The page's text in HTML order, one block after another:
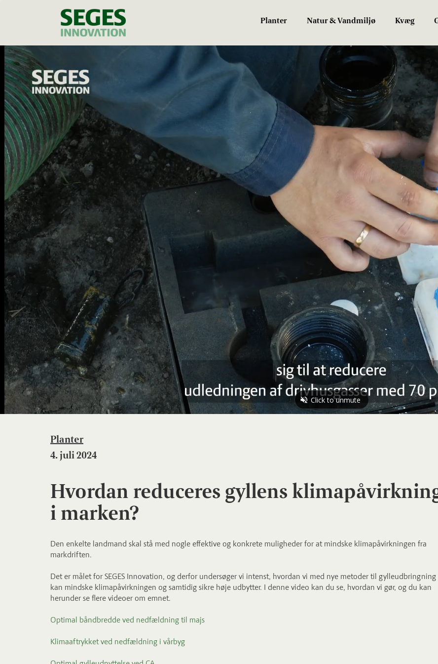
Planter Natur & Vandmiljø Kvæg
Planter
4. juli 2024
Hvordan reduceres gyllens
i marken?
Den enkelte landmand skal stå med nogle effektive og konkrete muligheder for at mindske klimapåvirkningen fra
markdriften.
Det er målet for SEGES Innovation, og derfor undersøger vi intenst, hvordan vi med nye metoder til gylleudbringning
kan mindske klimapåvirkningen og samtidig sikre høje udbytter. I denne video kan du se, hvordan vi gør, og du kan
herunder se flere videoer om emnet.
Optimal båndbredde ved nedfældning til majs
Klimaaftrykket ved nedfældning i vårbyg